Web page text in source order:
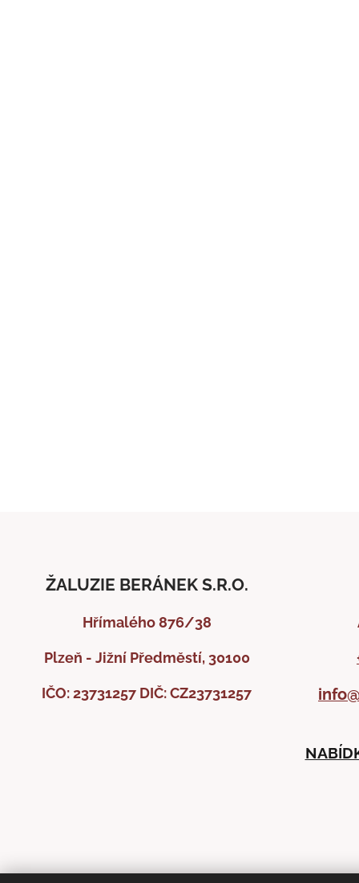
ŽALUZIE BERÁNEK S.R.O.
Hřímalého 876/38
Plzeň - Jižní Předměstí, 30100
IČO: 23731257 DIČ: CZ23731257